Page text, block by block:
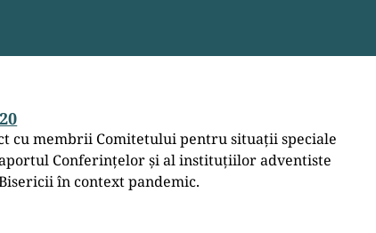
cu membrii Comitetului pentru situații speciale
Conferințelor și al instituțiilor adventiste
în context pandemic.